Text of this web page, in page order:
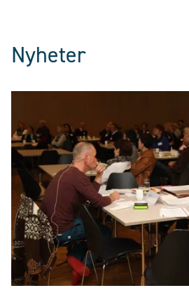
Nyheter